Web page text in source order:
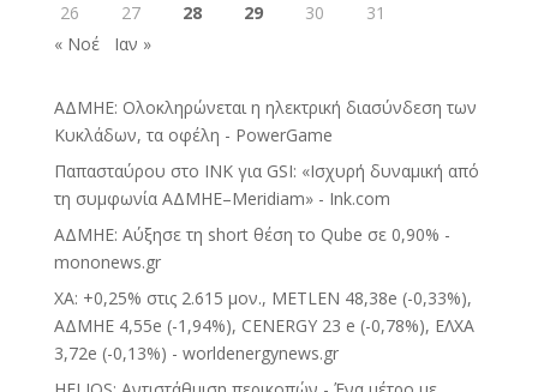
26
27 28 29 30
31
« Νοέ
Ιαν »
ΑΔΜΗΕ: Ολοκληρώνεται η ηλεκτρική διασύνδεση των
Κυκλάδων, τα οφέλη - PowerGame
Παπασταύρου στο INK για GSI: «Ισχυρή δυναμική από
τη συμφωνία ΑΔΜΗΕ–Meridiam» - Ink.com
ΑΔΜΗΕ: Αύξησε τη short θέση το Qube σε 0,90% -
mononews.gr
ΧΑ: +0,25% στις 2.615 μον., METLEN 48,38e (-0,33%),
ΑΔΜΗΕ 4,55e (-1,94%), CENERGY 23 e (-0,78%), ΕΛΧΑ
3,72e (-0,13%) - worldenergynews.gr